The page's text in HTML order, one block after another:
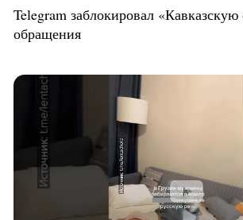
Telegram заблокировал
обращения